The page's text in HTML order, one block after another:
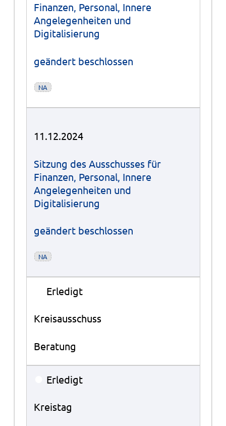
Finanzen, Personal, Innere
Angelegenheiten und
Digitalisierung
geändert beschlossen
NA
11.12.2024
Sitzung des Ausschusses für
Finanzen, Personal, Innere
Angelegenheiten und
Digitalisierung
geändert beschlossen
NA
Erledigt
Kreisausschuss
Beratung
Erledigt
Kreistag